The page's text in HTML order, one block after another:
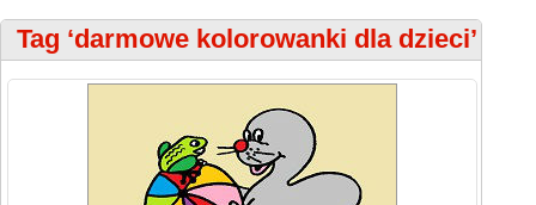
Tag ‘darmowe kolorowanki dla dzieci’